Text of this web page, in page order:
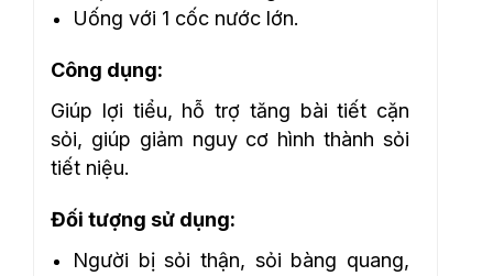
Uống với 1 cốc nước lớn.
Công dụng:
Giúp lợi tiểu, hỗ trợ tăng bài tiết cặn
sỏi, giúp giảm nguy cơ hình thành sỏi
tiết niệu.
Đối tượng sử dụng:
Người bị sỏi thận, sỏi bàng quang,